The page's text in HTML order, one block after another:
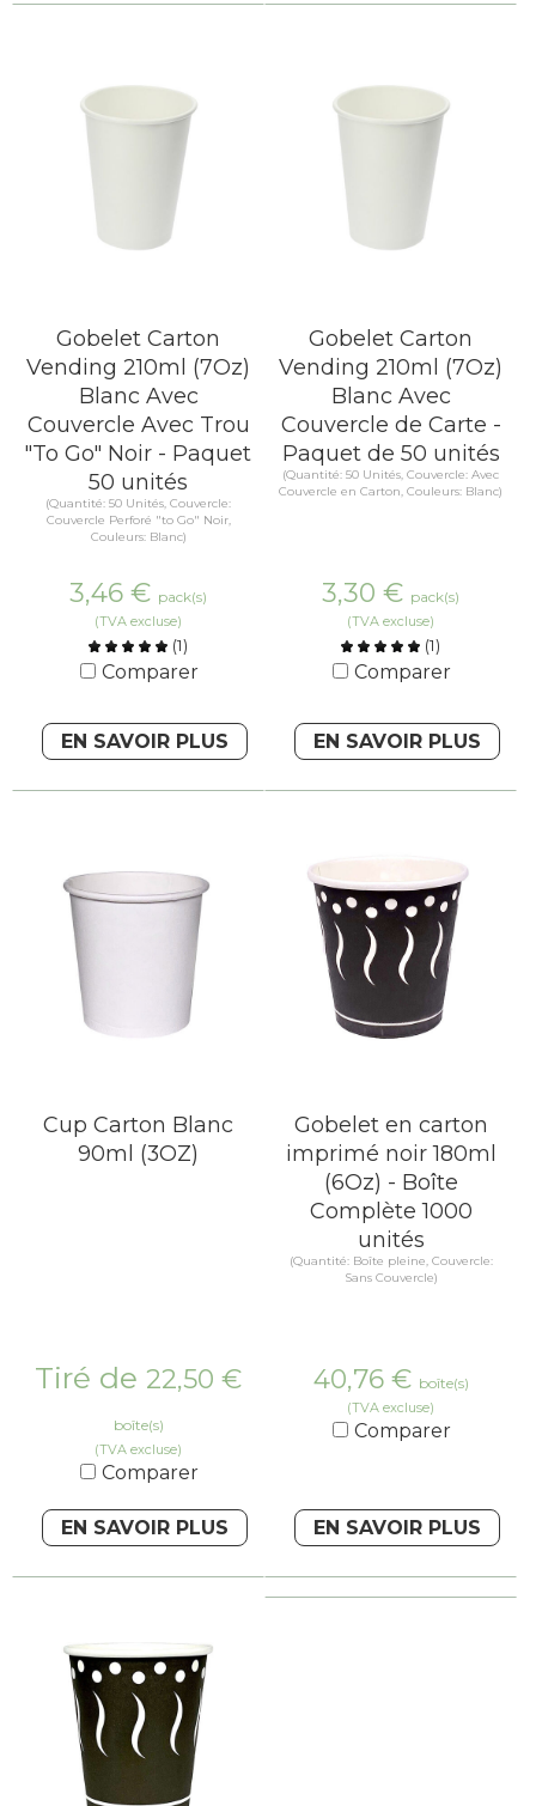
Gobelet Carton
Vending 210ml (7Oz)
Blanc Avec
Couvercle Avec Trou
"To Go" Noir - Paquet
50 unités
(Quantité: 50 Unités, Couvercle:
Couvercle Perforé "to Go" Noir,
Couleurs: Blanc)
3,46 € pack(s)
(TVA excluse)
(1)
Comparer
EN SAVOIR PLUS
Gobelet Carton
Vending 210ml (7Oz)
Blanc Avec
Couvercle de Carte -
Paquet de 50 unités
(Quantité: 50 Unités, Couvercle: Avec
Couvercle en Carton, Couleurs: Blanc)
3,30 € pack(s)
(TVA excluse)
(1)
Comparer
EN SAVOIR PLUS
Cup Carton Blanc
90ml (3OZ)
Tiré de 22,50 €
boîte(s)
(TVA excluse)
Comparer
EN SAVOIR PLUS
Gobelet en carton
imprimé noir 180ml
(6Oz) - Boîte
Complète 1000
unités
(Quantité: Boîte pleine, Couvercle:
Sans Couvercle)
40,76 € boîte(s)
(TVA excluse)
Comparer
EN SAVOIR PLUS